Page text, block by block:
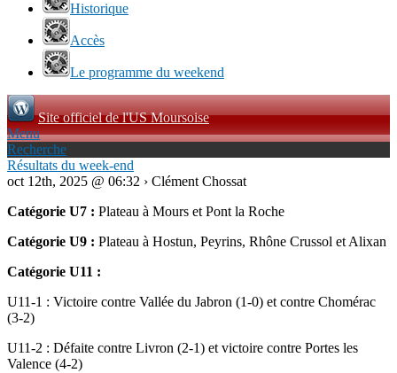
Historique
Accès
Le programme du weekend
Site officiel de l'US Moursoise
Menu
Recherche
Résultats du week-end
oct 12th, 2025 @ 06:32 › Clément Chossat
Catégorie U7 : Plateau à Mours et Pont la Roche
Catégorie U9 : Plateau à Hostun, Peyrins, Rhône Crussol et Alixan
Catégorie U11 :
U11-1 : Victoire contre Vallée du Jabron (1-0) et contre Chomérac
(3-2)
U11-2 : Défaite contre Livron (2-1) et victoire contre Portes les
Valence (4-2)